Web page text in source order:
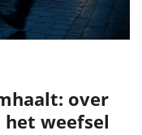
over
het weefsel